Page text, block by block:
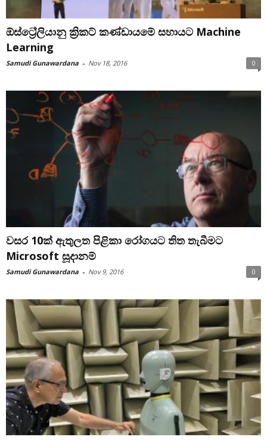
ඕස්ට්‍රේලියානු ක්‍රිකට් කණ්ඩායමේ සහායට Machine
Learning
Samudi Gunawardana - Nov 18, 2016 0
වසර 10ක් ඇතුලත පිළිකා රෝගයට තිත තැබීමට
Microsoft සූදානම්
Samudi Gunawardana - Nov 9, 2016 0